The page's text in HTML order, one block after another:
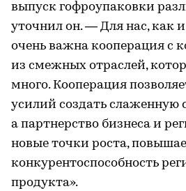
выпуск гофроупаковки
уточнил он. — Для нас, как и
очень важна кооперация с
из смежных отраслей,
много. Кооперация
усилий создать слаженную
а партнерство бизнеса и
новые точки роста,
конкурентоспособность
продукта».